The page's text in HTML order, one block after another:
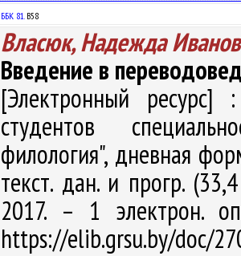
ББК 81.В58
Власюк, Надежда
Введение в
[Электронный ресурс]
студентов
филология", дневная
текст. дан. и прогр.
2017. – 1 электрон.
https://elib.grsu.by/doc/